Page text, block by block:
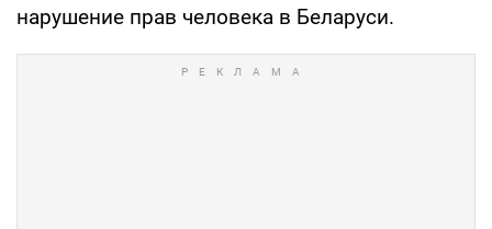
нарушение прав человека в Беларуси.